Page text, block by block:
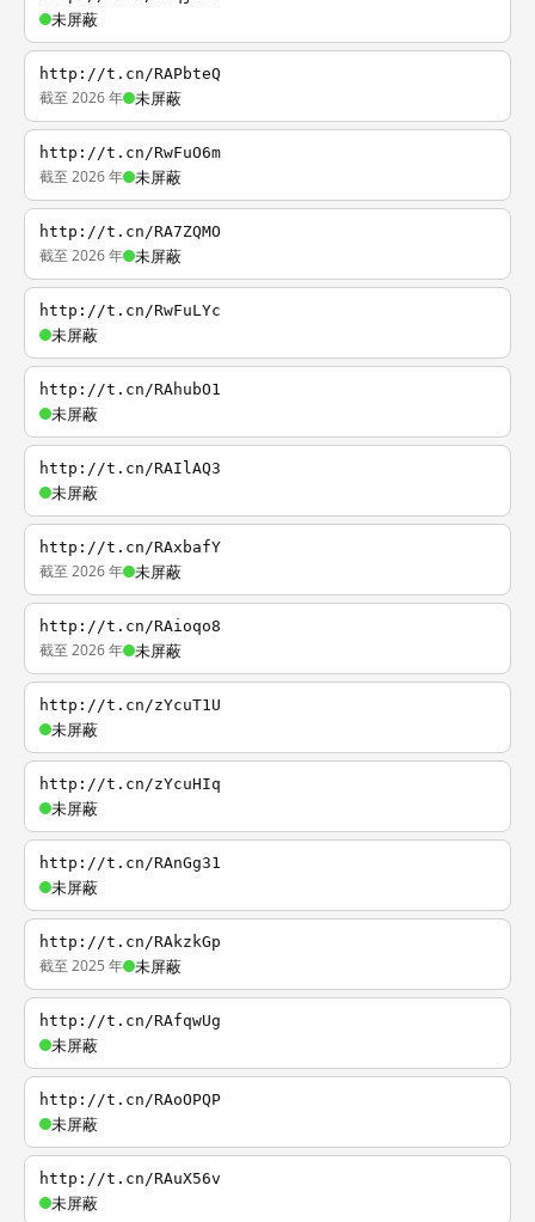
未屏蔽
http://t.cn/RAPbteQ
截至 2026 年 未屏蔽
http://t.cn/RwFuO6m
截至 2026 年 未屏蔽
http://t.cn/RA7ZQMO
截至 2026 年 未屏蔽
http://t.cn/RwFuLYc
未屏蔽
http://t.cn/RAhubO1
未屏蔽
http://t.cn/RAIlAQ3
未屏蔽
http://t.cn/RAxbafY
截至 2026 年 未屏蔽
http://t.cn/RAioqo8
截至 2026 年 未屏蔽
http://t.cn/zYcuT1U
未屏蔽
http://t.cn/zYcuHIq
未屏蔽
http://t.cn/RAnGg31
未屏蔽
http://t.cn/RAkzkGp
截至 2025 年 未屏蔽
http://t.cn/RAfqwUg
未屏蔽
http://t.cn/RAoOPQP
未屏蔽
http://t.cn/RAuX56v
未屏蔽